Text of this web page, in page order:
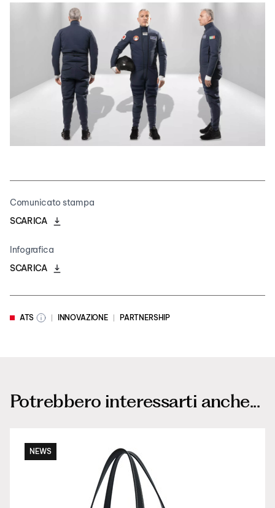
Comunicato stampa
SCARICA
Infografica
SCARICA
ATS INNOVAZIONE PARTNERSHIP
Potrebbero interessarti anche...
NEWS